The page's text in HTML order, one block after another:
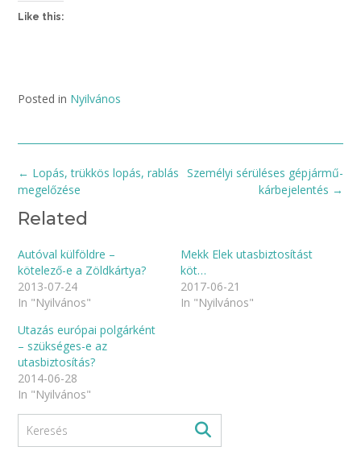
Like this:
Posted in Nyilvános
Post
navigation
Személyi sérüléses gépjármű-
kárbejelentés →
← Lopás, trükkös lopás, rablás
megelőzése
Related
Autóval külföldre –
kötelező-e a Zöldkártya?
2013-07-24
In "Nyilvános"
Mekk Elek utasbiztosítást
köt…
2017-06-21
In "Nyilvános"
Utazás európai polgárként
– szükséges-e az
utasbiztosítás?
2014-06-28
In "Nyilvános"